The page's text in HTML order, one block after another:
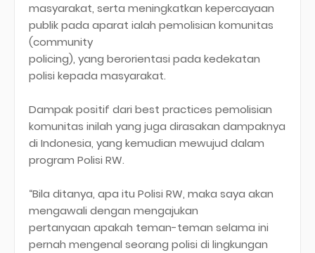
masyarakat, serta meningkatkan kepercayaan
publik pada aparat ialah pemolisian komunitas
(community
policing), yang berorientasi pada kedekatan
polisi kepada masyarakat.
Dampak positif dari best practices pemolisian
komunitas inilah yang juga dirasakan dampaknya
di Indonesia, yang kemudian mewujud dalam
program Polisi RW.
“Bila ditanya, apa itu Polisi RW, maka saya akan
mengawali dengan mengajukan
pertanyaan apakah teman-teman selama ini
pernah mengenal seorang polisi di lingkungan